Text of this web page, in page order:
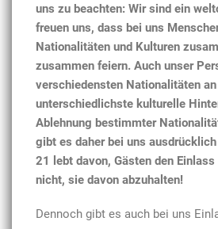
uns zu beachten: Wir sind ein
freuen uns, dass bei uns
Nationalitäten und Kulturen
zusammen feiern. Auch unser
verschiedensten Nationalitäten
unterschiedlichste kulturelle
Ablehnung bestimmter
gibt es daher bei uns
21 lebt davon, Gästen den
nicht, sie davon abzuhalten!
Dennoch gibt es auch bei uns